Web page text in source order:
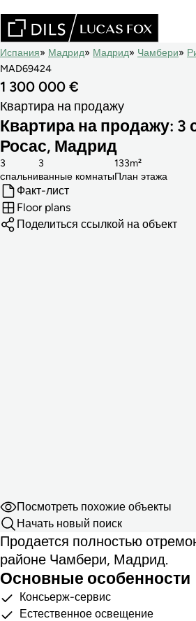
Испания Мадрид Мадрид Чамбери
MAD69424
1 300 000 €
Квартира на продажу
Квартира на продажу: 3
Росас, Мадрид
cпальни
3
ванные комнаты
3
План этажа
133m²
Факт-лист
Floor plans
Поделиться ссылкой на объект
Посмотреть похожие объекты
Начать новый поиск
Продается полностью
районе Чамбери, Мадрид.
Основные особенности
Консьерж-сервис
Естественное освещение